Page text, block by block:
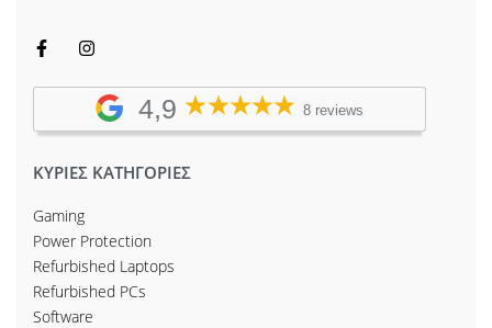
4,9 8 reviews
ΚΥΡΙΕΣ ΚΑΤΗΓΟΡΙΕΣ
Gaming
Power Protection
Refurbished Laptops
Refurbished PCs
Software